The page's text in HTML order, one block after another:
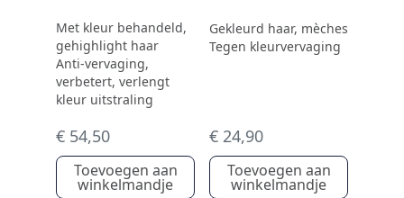
Met kleur behandeld,
gehighlight haar
Anti-vervaging,
verbetert, verlengt
kleur uitstraling
€ 54,50
Toevoegen aan
winkelmandje
Gekleurd haar, mèches
Tegen kleurvervaging
€ 24,90
Toevoegen aan
winkelmandje